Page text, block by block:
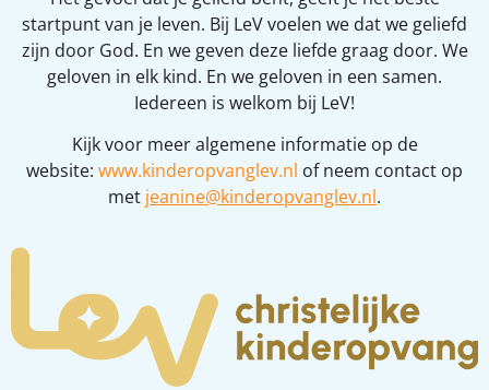
startpunt van je leven. Bij LeV voelen we dat we geliefd
zijn door God. En we geven deze liefde graag door. We
geloven in elk kind. En we geloven in een samen.
Iedereen is welkom bij LeV!
Kijk voor meer algemene informatie op de
website: www.kinderopvanglev.nl of neem contact op
met jeanine@kinderopvanglev.nl.